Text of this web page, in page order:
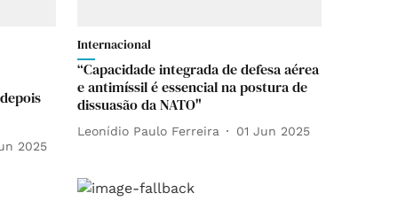
2025
Internacional
“Capacidade integrada de defesa aérea
e antimíssil é essencial na postura de
dissuasão da NATO"
Leonídio Paulo Ferreira 01 Jun 2025